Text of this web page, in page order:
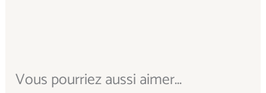
Vous pourriez aussi aimer...